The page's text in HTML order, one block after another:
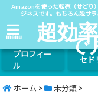
Amazonを使った転売（せどり
ジネスです。もちろん脱サ
menu 超効で
プロフィー
ル
セド
ホーム > 未分類 >